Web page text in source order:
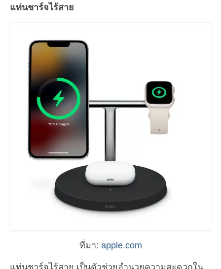
แท่นชาร์จไร้สาย
ที่มา: apple.com
แท่นชาร์จไร้สาย เป็นตัวช่วยอำนวยความสะดวกใน